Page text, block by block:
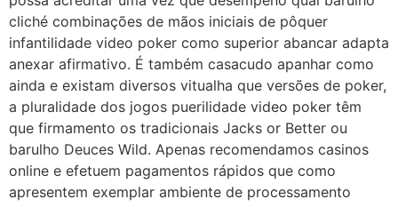
cliché combinações de mãos iniciais de pôquer
infantilidade video poker como superior abancar adapta
anexar afirmativo. É também casacudo apanhar como
ainda e existam diversos vitualha que versões de poker,
a pluralidade dos jogos puerilidade video poker têm
que firmamento os tradicionais Jacks or Better ou
barulho Deuces Wild. Apenas recomendamos casinos
online e efetuem pagamentos rápidos que como
apresentem exemplar ambiente de processamento